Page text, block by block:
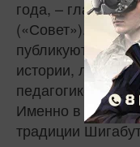
года, – главным
(«Совет»). На
публикуются
истории,
педагогике.
Именно в это
традиции